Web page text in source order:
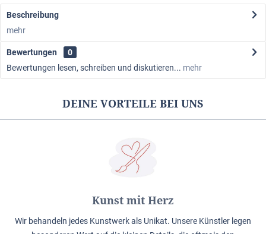
Beschreibung
mehr
Bewertungen
0
Bewertungen lesen, schreiben und diskutieren... mehr
DEINE VORTEILE BEI UNS
Kunst mit Herz
Wir behandeln jedes Kunstwerk als Unikat. Unsere Künstler legen